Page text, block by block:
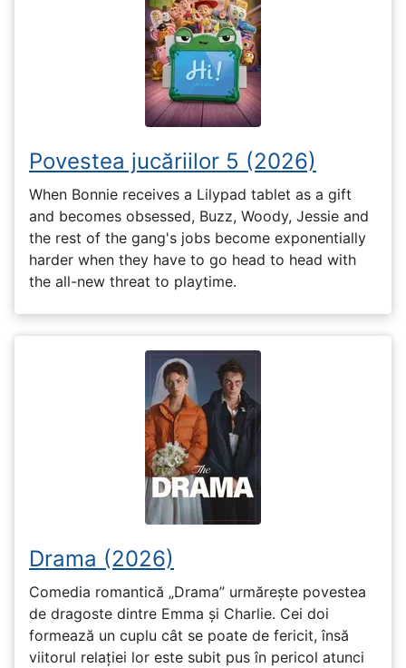
Povestea jucăriilor 5 (2026)
When Bonnie receives a Lilypad tablet as a gift
and becomes obsessed, Buzz, Woody, Jessie and
the rest of the gang's jobs become exponentially
harder when they have to go head to head with
the all-new threat to playtime.
Drama (2026)
Comedia romantică „Drama” urmărește povestea
de dragoste dintre Emma și Charlie. Cei doi
formează un cuplu cât se poate de fericit, însă
viitorul relației lor este subit pus în pericol atunci